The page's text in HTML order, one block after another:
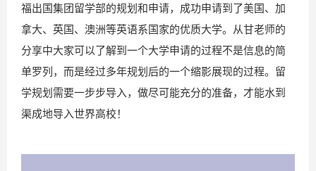
福出国集团留学部的规划和申请，成功申请到了美国、加
拿大、英国、澳洲等英语系国家的优质大学。从甘老师的
分享中大家可以了解到一个大学申请的过程不是信息的简
单罗列，而是经过多年规划后的一个缩影展现的过程。留
学规划需要一步步导入，做尽可能充分的准备，才能水到
渠成地导入世界高校！